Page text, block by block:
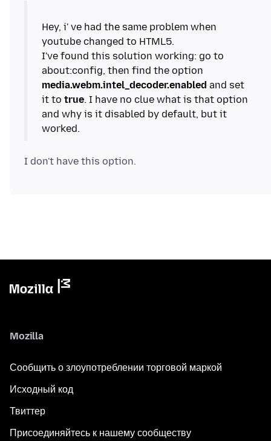
Hey, i' ve had the same problem when
youtube changed to HTML5.
I've found this solution working: go to
about:config, then find the option
media.webm.intel_decoder.enabled and set
it to true. I have no clue what is that option
and why is it disabled by default, but it
Mozilla
Сообщить о злоупотреблении торговой маркой
Исходный код
Твиттер
Присоединяйтесь к нашему сообществу